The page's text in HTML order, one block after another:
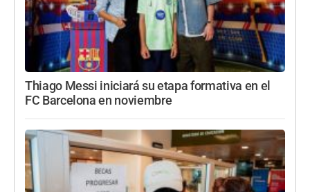
Thiago Messi iniciará su etapa formativa en el
FC Barcelona en noviembre